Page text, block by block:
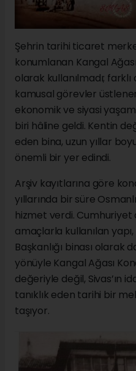
Şehrin tarihi ticaret
konumlanan Kangal
olarak kullanılmadı;
kamusal görevler
ekonomik ve siyasi
biri hâline geldi. Kentin
eden bina, uzun yıllar
önemli bir yer edindi.
Arşiv kayıtlarına göre
yıllarında bir süre
hizmet verdi. Cumhuriyet
amaçlarla kullanılan
Başkanlığı binası olarak
yönüyle Kangal Ağası
değeriyle değil, Sivas’ın
tanıklık eden tarihi bir
taşıyor.